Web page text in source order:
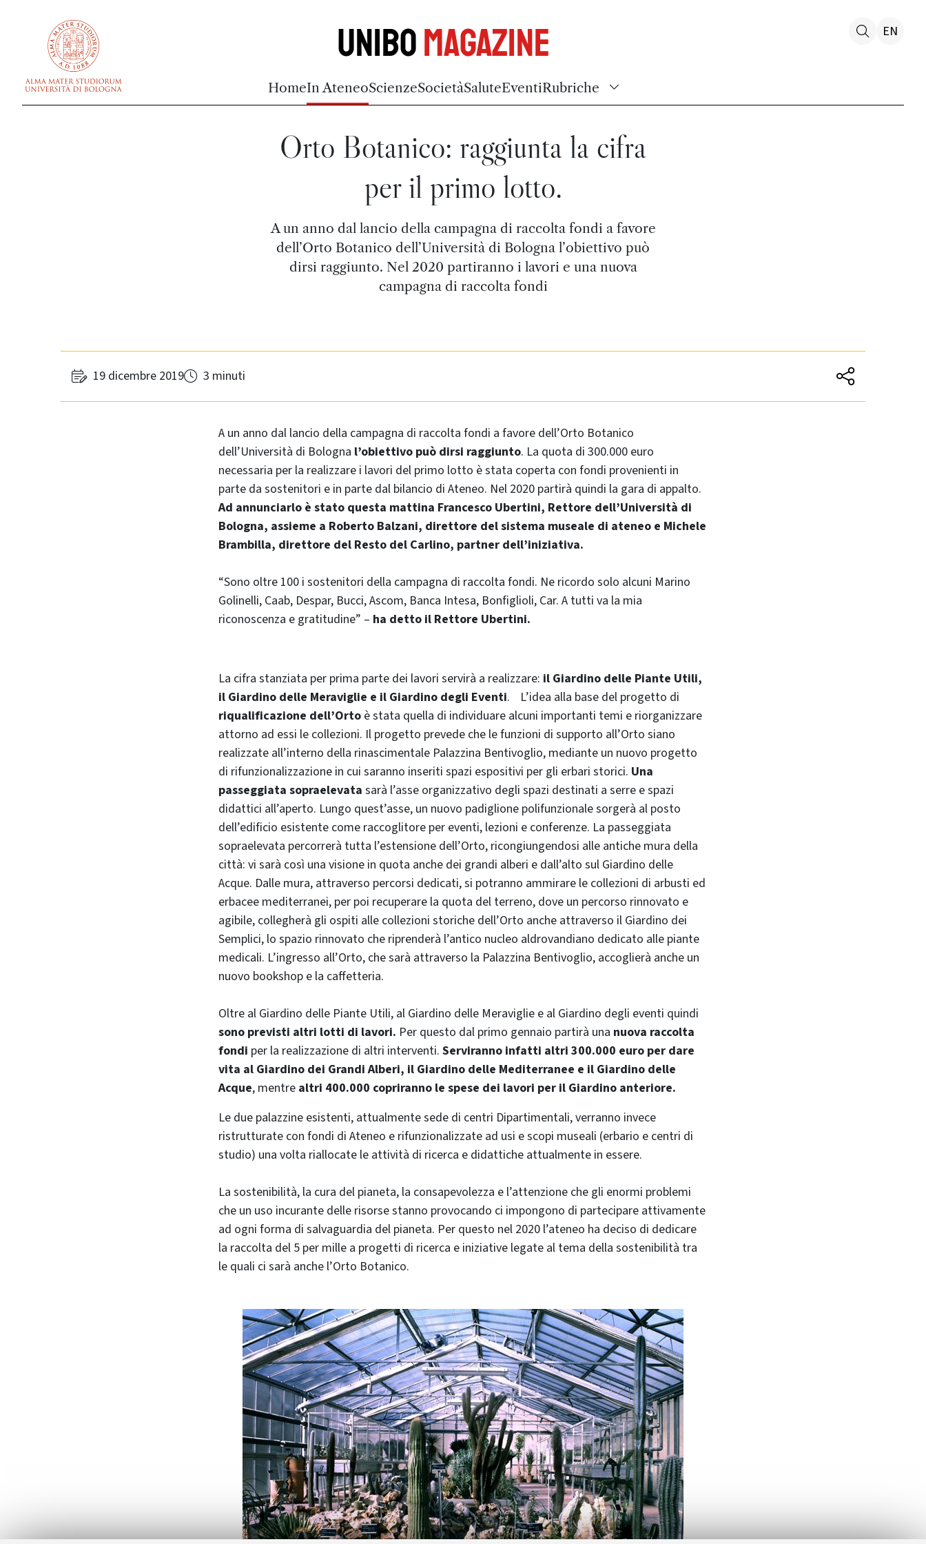
UniboMagazine
HomeIn AteneoScienzeSocietàSaluteEventiRubriche
EN
Orto Botanico: raggiunta la cifra
per il primo lotto.
A un anno dal lancio della campagna di raccolta fondi a favore
dell’Orto Botanico dell’Università di Bologna l’obiettivo può
dirsi raggiunto. Nel 2020 partiranno i lavori e una nuova
campagna di raccolta fondi
19 dicembre 2019 3 minuti
A un anno dal lancio della campagna di raccolta fondi a favore dell’Orto Botanico
dell’Università di Bologna l’obiettivo può dirsi raggiunto. La quota di 300.000 euro
necessaria per la realizzare i lavori del primo lotto è stata coperta con fondi provenienti in
parte da sostenitori e in parte dal bilancio di Ateneo. Nel 2020 partirà quindi la gara di appalto.
Ad annunciarlo è stato questa mattina Francesco Ubertini, Rettore dell’Università di
Bologna, assieme a Roberto Balzani, direttore del sistema museale di ateneo e Michele
Brambilla, direttore del Resto del Carlino, partner dell’iniziativa.
“Sono oltre 100 i sostenitori della campagna di raccolta fondi. Ne ricordo solo alcuni Marino
Golinelli, Caab, Despar, Bucci, Ascom, Banca Intesa, Bonfiglioli, Car. A tutti va la mia
riconoscenza e gratitudine” – ha detto il Rettore Ubertini.
La cifra stanziata per prima parte dei lavori servirà a realizzare: il Giardino delle Piante Utili,
il Giardino delle Meraviglie e il Giardino degli Eventi. L’idea alla base del progetto di
riqualificazione dell’Orto è stata quella di individuare alcuni importanti temi e riorganizzare
attorno ad essi le collezioni. Il progetto prevede che le funzioni di supporto all’Orto siano
realizzate all’interno della rinascimentale Palazzina Bentivoglio, mediante un nuovo progetto
di rifunzionalizzazione in cui saranno inseriti spazi espositivi per gli erbari storici. Una
passeggiata sopraelevata sarà l’asse organizzativo degli spazi destinati a serre e spazi
didattici all’aperto. Lungo quest’asse, un nuovo padiglione polifunzionale sorgerà al posto
dell’edificio esistente come raccoglitore per eventi, lezioni e conferenze. La passeggiata
sopraelevata percorrerà tutta l’estensione dell’Orto, ricongiungendosi alle antiche mura della
città: vi sarà così una visione in quota anche dei grandi alberi e dall’alto sul Giardino delle
Acque. Dalle mura, attraverso percorsi dedicati, si potranno ammirare le collezioni di arbusti ed
erbacee mediterranei, per poi recuperare la quota del terreno, dove un percorso rinnovato e
agibile, collegherà gli ospiti alle collezioni storiche dell’Orto anche attraverso il Giardino dei
Semplici, lo spazio rinnovato che riprenderà l’antico nucleo aldrovandiano dedicato alle piante
medicali. L’ingresso all’Orto, che sarà attraverso la Palazzina Bentivoglio, accoglierà anche un
nuovo bookshop e la caffetteria.
Oltre al Giardino delle Piante Utili, al Giardino delle Meraviglie e al Giardino degli eventi quindi
sono previsti altri lotti di lavori. Per questo dal primo gennaio partirà una nuova raccolta
fondi per la realizzazione di altri interventi. Serviranno infatti altri 300.000 euro per dare
vita al Giardino dei Grandi Alberi, il Giardino delle Mediterranee e il Giardino delle
Acque, mentre altri 400.000 copriranno le spese dei lavori per il Giardino anteriore.
Le due palazzine esistenti, attualmente sede di centri Dipartimentali, verranno invece
ristrutturate con fondi di Ateneo e rifunzionalizzate ad usi e scopi museali (erbario e centri di
studio) una volta riallocate le attività di ricerca e didattiche attualmente in essere.
La sostenibilità, la cura del pianeta, la consapevolezza e l’attenzione che gli enormi problemi
che un uso incurante delle risorse stanno provocando ci impongono di partecipare attivamente
ad ogni forma di salvaguardia del pianeta. Per questo nel 2020 l’ateneo ha deciso di dedicare
la raccolta del 5 per mille a progetti di ricerca e iniziative legate al tema della sostenibilità tra
le quali ci sarà anche l’Orto Botanico.